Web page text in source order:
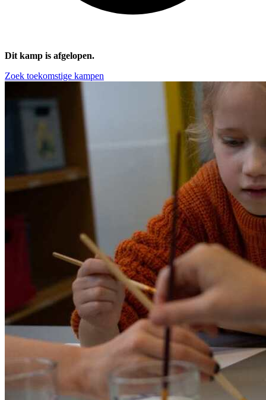
Dit kamp is afgelopen.
Zoek toekomstige kampen